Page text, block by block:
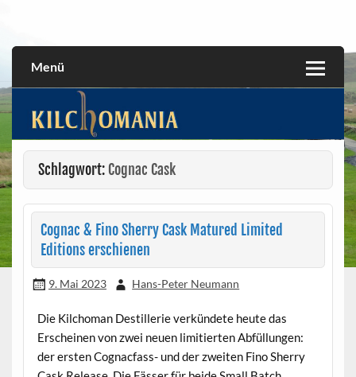
Menü
Schlagwort: Cognac Cask
Cognac & Fino Sherry Cask Matured Limited
Editions erschienen
9. Mai 2023 Hans-Peter Neumann
Die Kilchoman Destillerie verkündete heute das
Erscheinen von zwei neuen limitierten Abfüllungen:
der ersten Cognacfass- und der zweiten Fino Sherry